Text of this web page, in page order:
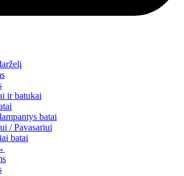
ir batukai
batai
/ Pavasariui
batai